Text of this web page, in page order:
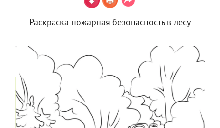
Раскраска пожарная безопасность в лесу